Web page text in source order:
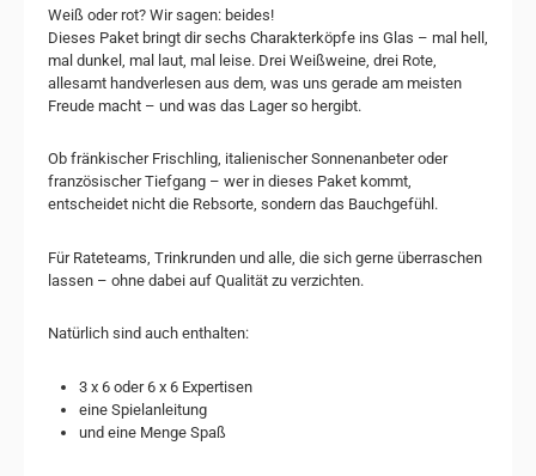
Weiß oder rot? Wir sagen: beides!
Dieses Paket bringt dir sechs Charakterköpfe ins Glas – mal hell,
mal dunkel, mal laut, mal leise. Drei Weißweine, drei Rote,
allesamt handverlesen aus dem, was uns gerade am meisten
Freude macht – und was das Lager so hergibt.
Ob fränkischer Frischling, italienischer Sonnenanbeter oder
französischer Tiefgang – wer in dieses Paket kommt,
entscheidet nicht die Rebsorte, sondern das Bauchgefühl.
Für Rateteams, Trinkrunden und alle, die sich gerne überraschen
lassen – ohne dabei auf Qualität zu verzichten.
Natürlich sind auch enthalten:
3 x 6 oder 6 x 6 Expertisen
eine Spielanleitung
und eine Menge Spaß